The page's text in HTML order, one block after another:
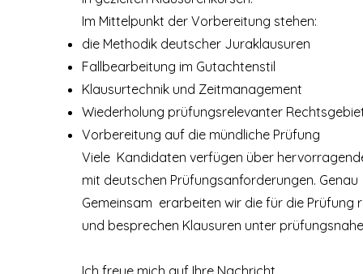
Im Mittelpunkt der Vorbereitung stehen:
die Methodik deutscher Juraklausuren
Fallbearbeitung im Gutachtenstil
Klausurtechnik und Zeitmanagement
Wiederholung prüfungsrelevanter
Vorbereitung auf die mündliche Prüfung
Viele Kandidaten verfügen über
mit deutschen Prüfungsanforderungen.
Gemeinsam erarbeiten wir die für die
und besprechen Klausuren unter
Ich freue mich auf Ihre Nachricht.